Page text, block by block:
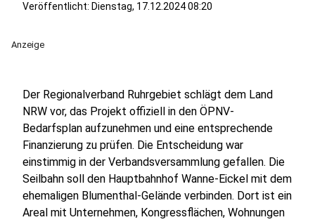
Veröffentlicht: Dienstag, 17.12.2024 08:20
Anzeige
Der Regionalverband Ruhrgebiet schlägt dem Land
NRW vor, das Projekt offiziell in den ÖPNV-
Bedarfsplan aufzunehmen und eine entsprechende
Finanzierung zu prüfen. Die Entscheidung war
einstimmig in der Verbandsversammlung gefallen. Die
Seilbahn soll den Hauptbahnhof Wanne-Eickel mit dem
ehemaligen Blumenthal-Gelände verbinden. Dort ist ein
Areal mit Unternehmen, Kongressflächen, Wohnungen